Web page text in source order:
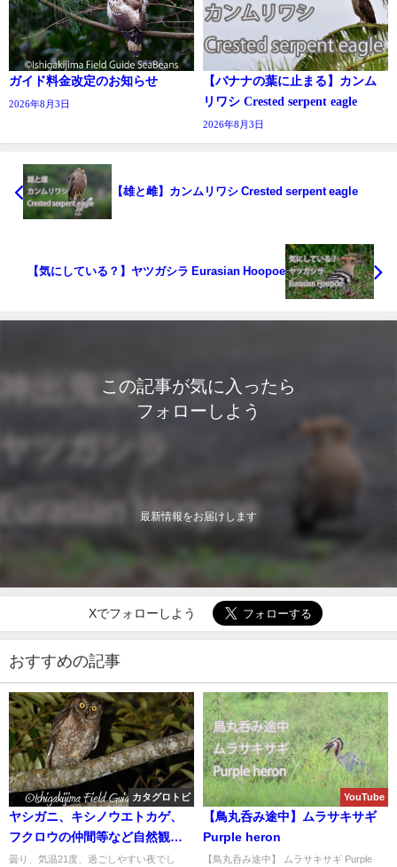
ガイド料金改定のお知らせ
2026年8月3日
【バナナの葉に止まる】カンム
リワシ Crested serpent eagle
2026年8月3日
【雄と雌】カンムリワシ Crested serpent eagle
【気にしている？】ヤツガシラ Eurasian Hoopoe
この記事が気に入ったら
フォローしよう
最新情報をお届けします
Xでフォローしよう
おすすめの記事
カタグロトビ
ヤシガニ、キシノウエトカゲ、
フクロウの仲間等など自然観察
と生き物観察のナイトツアー!!
曇り、気温21度、過ごしやすい夜でし
YouTube
【鳥丸呑み途中】ムラサキサギ
Purple heron
【鳥丸呑み途中】 ムラサキサギ Purple